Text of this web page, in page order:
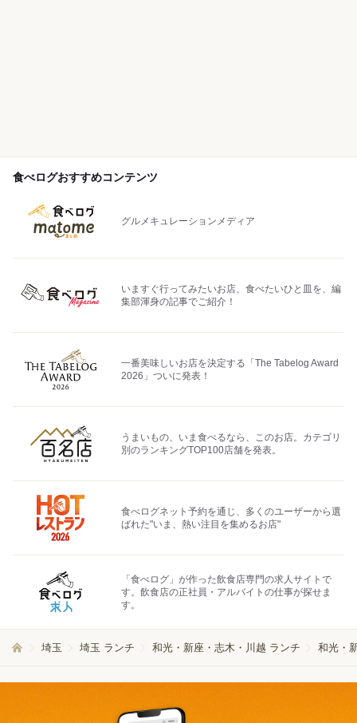
食べログおすすめコンテンツ
グルメキュレーションメディア
いますぐ行ってみたいお店、食べたいひと皿を、編
集部渾身の記事でご紹介！
一番美味しいお店を決定する「The Tabelog Award
2026」ついに発表！
うまいもの、いま食べるなら、このお店。カテゴリ
別のランキングTOP100店舗を発表。
食べログネット予約を通じ、多くのユーザーから選
ばれた"いま、熱い注目を集めるお店"
「食べログ」が作った飲食店専門の求人サイトで
す。飲食店の正社員・アルバイトの仕事が探せま
す。
埼玉 埼玉 ランチ 和光・新座・志木・川越 ランチ 和光・